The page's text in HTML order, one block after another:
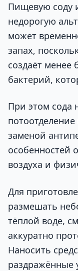
Пищевую соду
недорогую
может
запах,
создаёт менее
бактерий,
При этом сода
заменой
особенностей
воздуха и
Для
размешать
тёплой воде,
аккуратно
Наносить
раздражённые